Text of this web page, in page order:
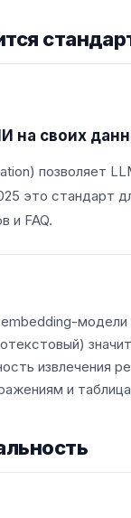
на своих
позволяет
это стандарт
и FAQ.
модели
извлечения
и